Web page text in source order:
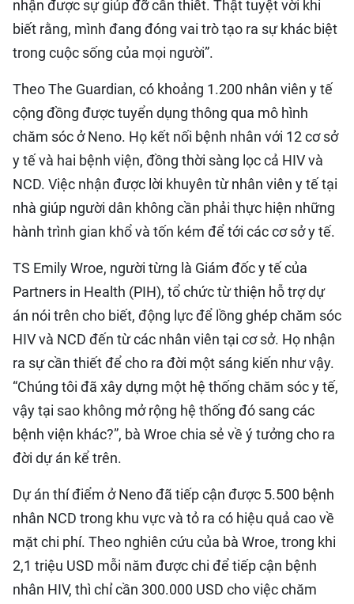
nhận được sự giúp đỡ cần thiết. Thật tuyệt vời khi
biết rằng, mình đang đóng vai trò tạo ra sự khác biệt
trong cuộc sống của mọi người”.
Theo The Guardian, có khoảng 1.200 nhân viên y tế
cộng đồng được tuyển dụng thông qua mô hình
chăm sóc ở Neno. Họ kết nối bệnh nhân với 12 cơ sở
y tế và hai bệnh viện, đồng thời sàng lọc cả HIV và
NCD. Việc nhận được lời khuyên từ nhân viên y tế tại
nhà giúp người dân không cần phải thực hiện những
hành trình gian khổ và tốn kém để tới các cơ sở y tế.
TS Emily Wroe, người từng là Giám đốc y tế của
Partners in Health (PIH), tổ chức từ thiện hỗ trợ dự
án nói trên cho biết, động lực để lồng ghép chăm sóc
HIV và NCD đến từ các nhân viên tại cơ sở. Họ nhận
ra sự cần thiết để cho ra đời một sáng kiến ​​như vậy.
“Chúng tôi đã xây dựng một hệ thống chăm sóc y tế,
vậy tại sao không mở rộng hệ thống đó sang các
bệnh viện khác?”, bà Wroe chia sẻ về ý tưởng cho ra
đời dự án kể trên.
Dự án thí điểm ở Neno đã tiếp cận được 5.500 bệnh
nhân NCD trong khu vực và tỏ ra có hiệu quả cao về
mặt chi phí. Theo nghiên cứu của bà Wroe, trong khi
2,1 triệu USD mỗi năm được chi để tiếp cận bệnh
nhân HIV, thì chỉ cần 300.000 USD cho việc chăm